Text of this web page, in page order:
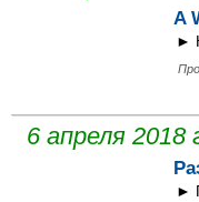
A
►
6 апреля 2018
►